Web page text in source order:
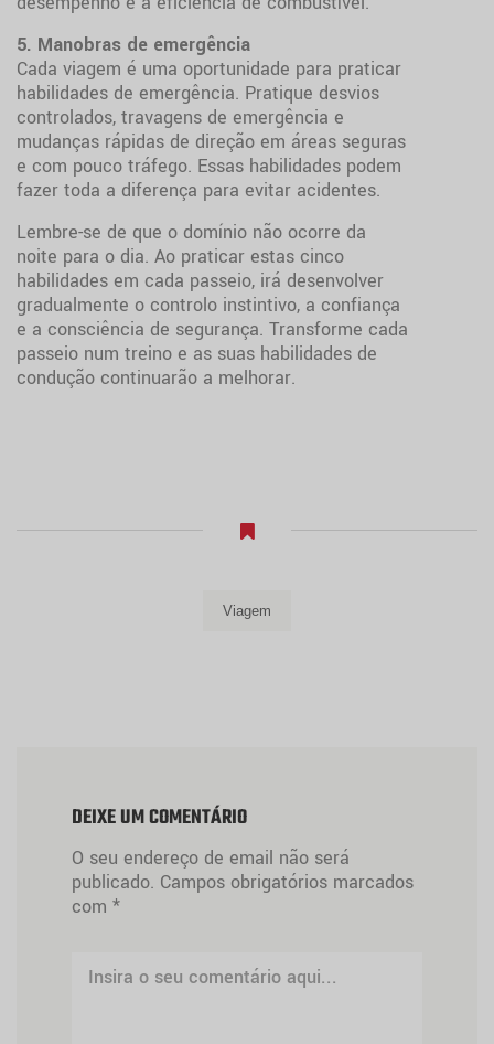
5. Manobras de emergência
Cada viagem é uma oportunidade para praticar
habilidades de emergência. Pratique desvios
controlados, travagens de emergência e
mudanças rápidas de direção em áreas seguras
e com pouco tráfego. Essas habilidades podem
fazer toda a diferença para evitar acidentes.
Lembre-se de que o domínio não ocorre da
noite para o dia. Ao praticar estas cinco
habilidades em cada passeio, irá desenvolver
gradualmente o controlo instintivo, a confiança
e a consciência de segurança. Transforme cada
passeio num treino e as suas habilidades de
condução continuarão a melhorar.
Viagem
DEIXE UM COMENTÁRIO
O seu endereço de email não será
publicado. Campos obrigatórios marcados
com *